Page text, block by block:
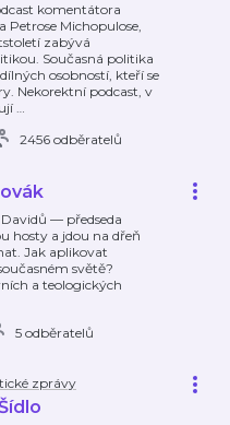
komentátora
Petrose Michopulose,
zabývá
Současná politika
osobností, kteří se
Nekorektní podcast, v
…
2456 odběratelů
— předseda
hosty a jdou na dřeň
Jak aplikovat
světě?
a teologických
5 odběratelů
zprávy